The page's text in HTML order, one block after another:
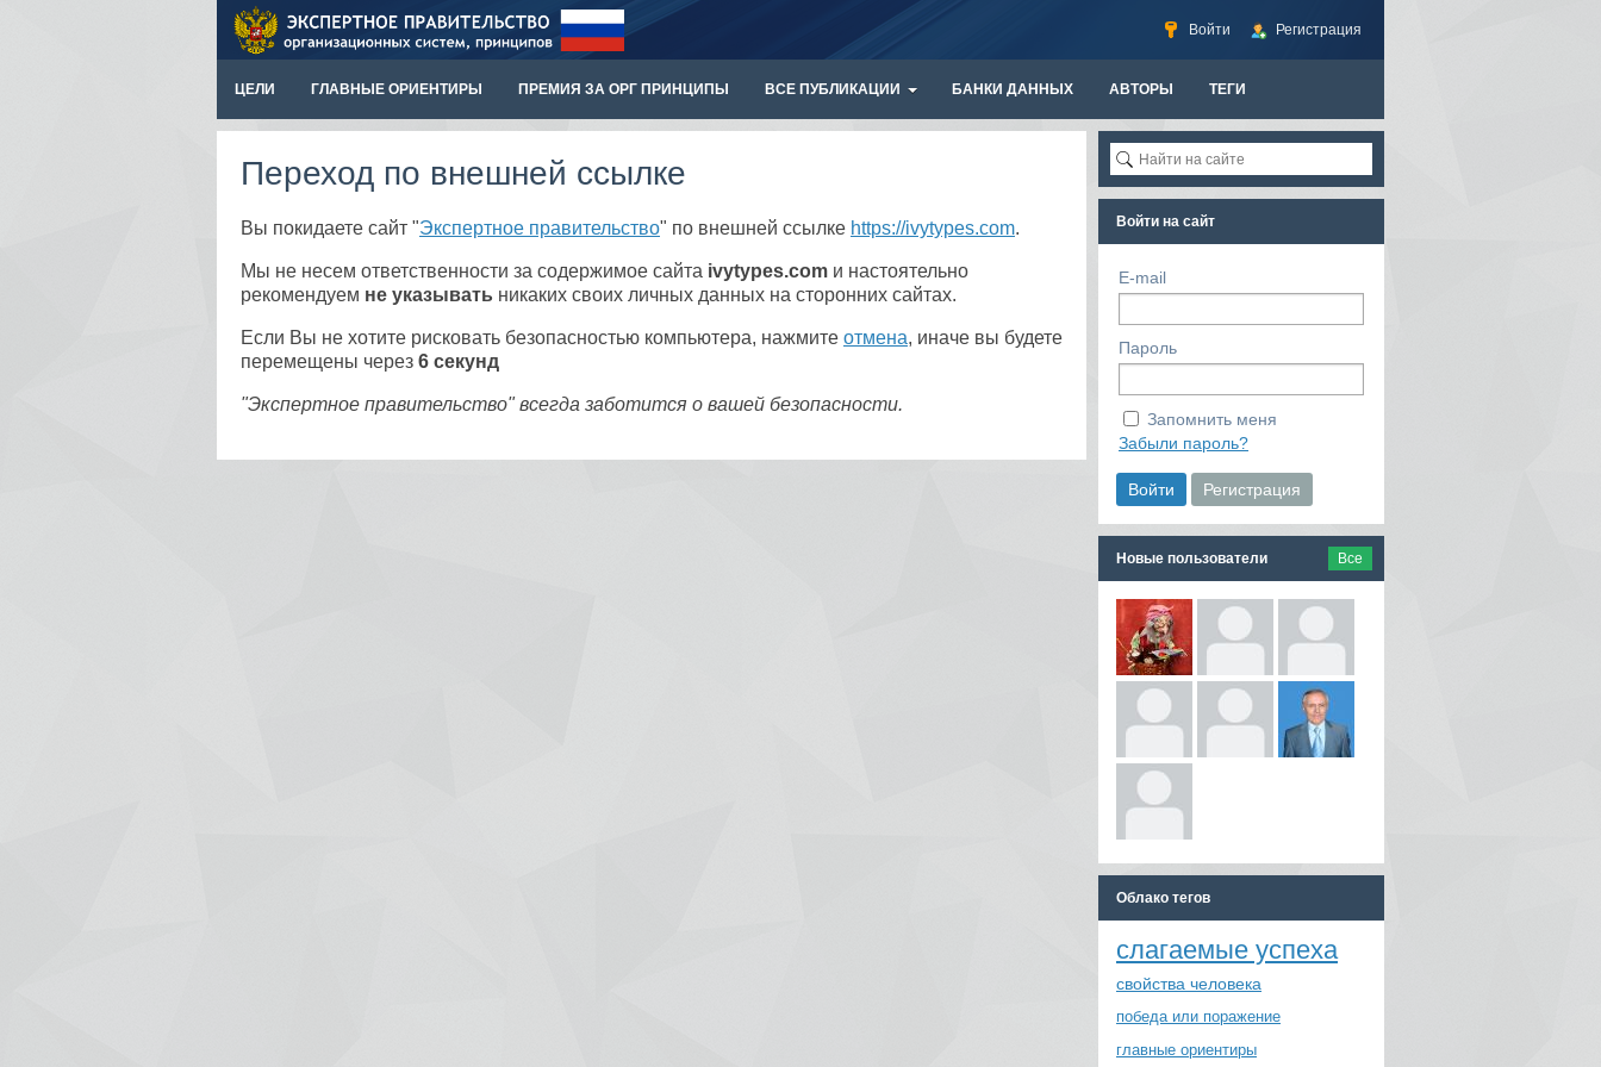
Войти Регистрация
ЦЕЛИ ГЛАВНЫЕ ОРИЕНТИРЫ ПРЕМИЯ ЗА ОРГ ПРИНЦИПЫ ВСЕ ПУБЛИКАЦИИ БАНКИ ДАННЫХ АВТОРЫ ТЕГИ
Переход по внешней ссылке
Вы покидаете сайт "Экспертное правительство" по внешней ссылке https://ivytypes.com.
Мы не несем ответственности за содержимое сайта ivytypes.com и настоятельно
рекомендуем не указывать никаких своих личных данных на сторонних сайтах.
Если Вы не хотите рисковать безопасностью компьютера, нажмите отмена, иначе вы будете
перемещены через 5 секунд
"Экспертное правительство" всегда заботится о вашей безопасности.
Войти на сайт
E-mail
Пароль
Запомнить меня
Забыли пароль?
Новые пользователи Все
Облако тегов
слагаемые успеха
свойства человека
победа или поражение
главные ориентиры